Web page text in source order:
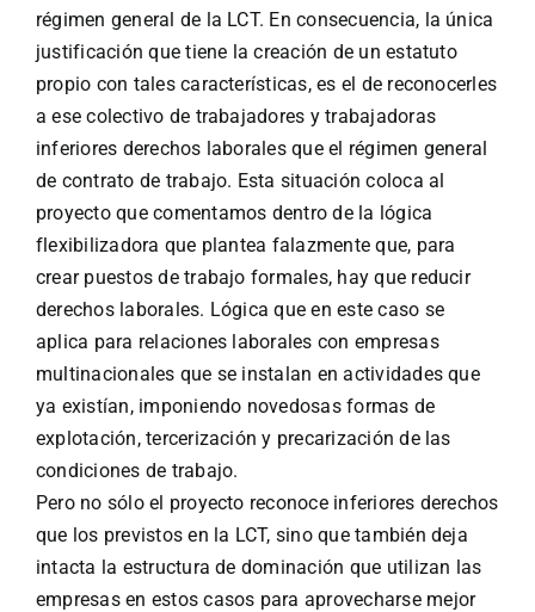
régimen general de la LCT. En consecuencia, la única
justificación que tiene la creación de un estatuto
propio con tales características, es el de reconocerles
a ese colectivo de trabajadores y trabajadoras
inferiores derechos laborales que el régimen general
de contrato de trabajo. Esta situación coloca al
proyecto que comentamos dentro de la lógica
flexibilizadora que plantea falazmente que, para
crear puestos de trabajo formales, hay que reducir
derechos laborales. Lógica que en este caso se
aplica para relaciones laborales con empresas
multinacionales que se instalan en actividades que
ya existían, imponiendo novedosas formas de
explotación, tercerización y precarización de las
condiciones de trabajo.
Pero no sólo el proyecto reconoce inferiores derechos
que los previstos en la LCT, sino que también deja
intacta la estructura de dominación que utilizan las
empresas en estos casos para aprovecharse mejor